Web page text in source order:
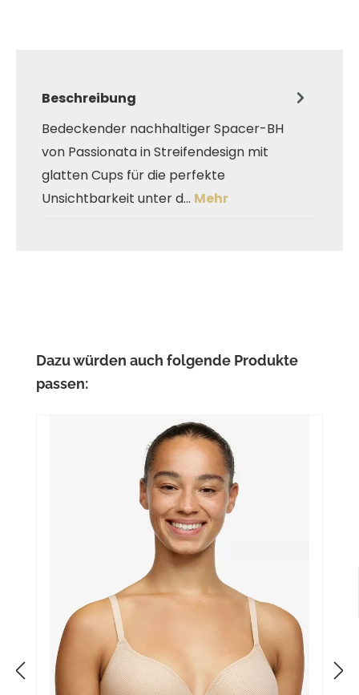
Beschreibung
Bedeckender nachhaltiger Spacer-BH
von Passionata in Streifendesign mit
glatten Cups für die perfekte
Unsichtbarkeit unter d… Mehr
Produktgalerie überspringen
Dazu würden auch folgende Produkte
passen: